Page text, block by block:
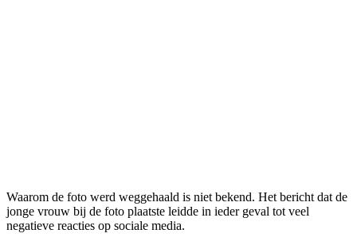
Waarom de foto werd weggehaald is niet bekend. Het bericht dat de
jonge vrouw bij de foto plaatste leidde in ieder geval tot veel
negatieve reacties op sociale media.